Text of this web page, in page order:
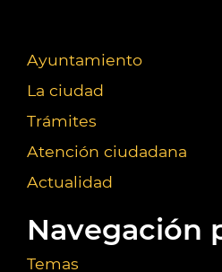
Ayuntamiento
La ciudad
Trámites
Atención ciudadana
Actualidad
Navegación
Temas